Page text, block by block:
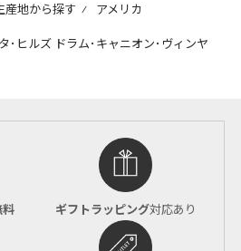
産地から探す ⁄ アメリカ
･ヒルズ ドラム･キャニオン･ヴィンヤ
ギフトラッピング対応あり